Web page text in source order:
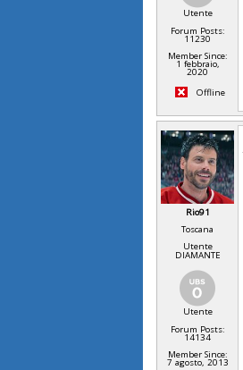
Utente
Forum Posts:
11230
Member Since:
1 febbraio,
2020
Offline
Rio91
Toscana
Utente
DIAMANTE
Utente
Forum Posts:
14134
Member Since:
7 agosto, 2013